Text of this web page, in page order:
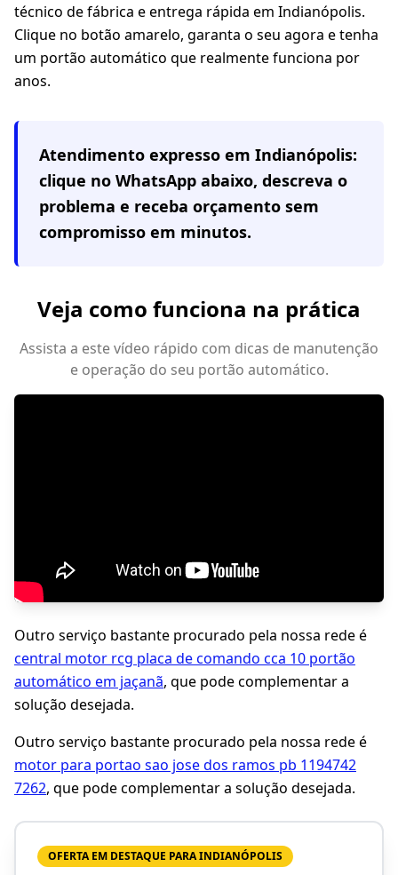
técnico de fábrica e entrega rápida em Indianópolis.
Clique no botão amarelo, garanta o seu agora e tenha
um portão automático que realmente funciona por
anos.
Atendimento expresso em Indianópolis:
clique no WhatsApp abaixo, descreva o
problema e receba orçamento sem
compromisso em minutos.
Veja como funciona na prática
Assista a este vídeo rápido com dicas de manutenção
e operação do seu portão automático.
Outro serviço bastante procurado pela nossa rede é
central motor rcg placa de comando cca 10 portão
automático em jaçanã, que pode complementar a
solução desejada.
Outro serviço bastante procurado pela nossa rede é
motor para portao sao jose dos ramos pb 1194742
7262, que pode complementar a solução desejada.
OFERTA EM DESTAQUE PARA INDIANÓPOLIS